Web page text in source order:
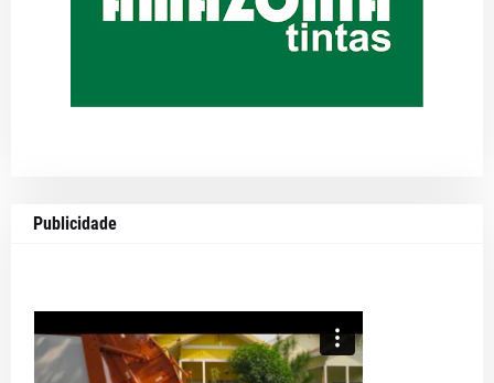
Publicidade